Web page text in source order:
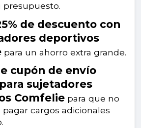
presupuesto.
de descuento con
deportivos
para un ahorro extra grande.
cupón de envío
sujetadores
Comfelie para que no
cargos adicionales